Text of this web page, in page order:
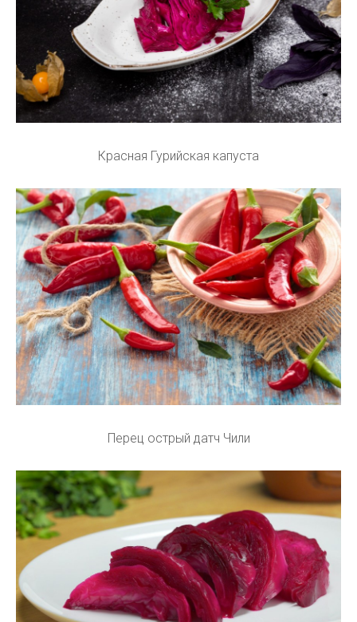
Красная Гурийская капуста
Перец острый датч Чили